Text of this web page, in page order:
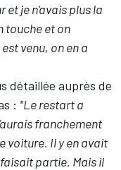
et je n’avais plus la
touche et on
venu, on en a
détaillée auprès de
: "Le restart a
franchement
voiture. Il y en avait
partie. Mais il